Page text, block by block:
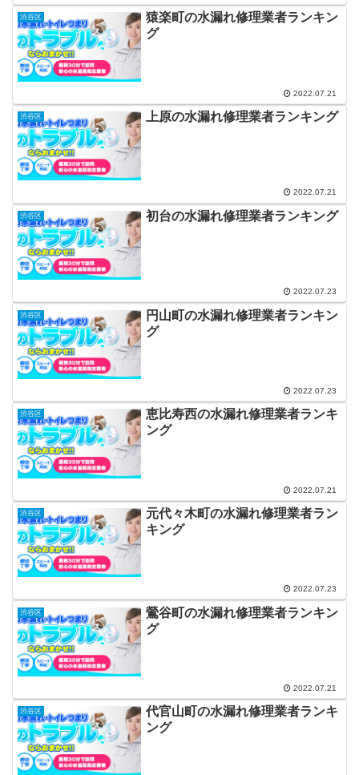
渋谷区
猿楽町の水漏れ修理業者ランキン
グ
2022.07.21
渋谷区 上原の水漏れ修理業者ランキング
2022.07.21
渋谷区 初台の水漏れ修理業者ランキング
2022.07.23
渋谷区
円山町の水漏れ修理業者ランキン
グ
2022.07.23
渋谷区
恵比寿西の水漏れ修理業者ランキ
ング
2022.07.21
渋谷区
元代々木町の水漏れ修理業者ラン
キング
2022.07.23
渋谷区
鶯谷町の水漏れ修理業者ランキン
グ
2022.07.21
渋谷区
代官山町の水漏れ修理業者ランキ
ング